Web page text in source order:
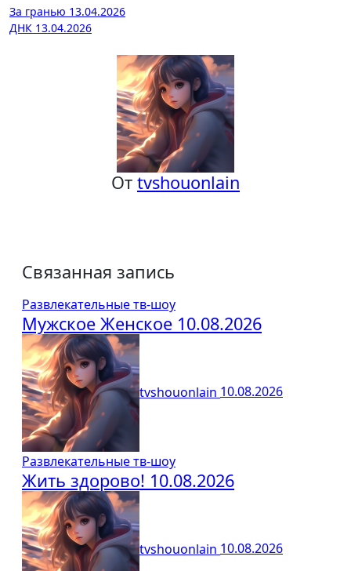
Навигация
по
За гранью 13.04.2026
ДНК 13.04.2026
От tvshouonlain
Связанная запись
Развлекательные тв-шоу
Мужское Женское 10.08.2026
tvshouonlain 10.08.2026
Развлекательные тв-шоу
Жить здорово! 10.08.2026
tvshouonlain 10.08.2026